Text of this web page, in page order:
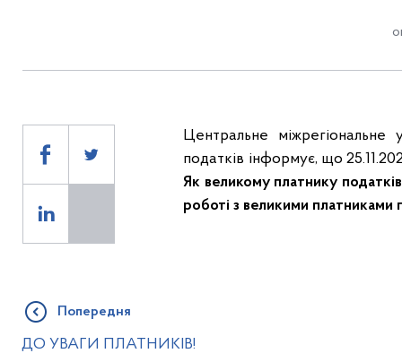
Центральне
податків інформує, що
Як великому платнику
роботі з великими платниками
Попередня
ДО УВАГИ ПЛАТНИКІВ!